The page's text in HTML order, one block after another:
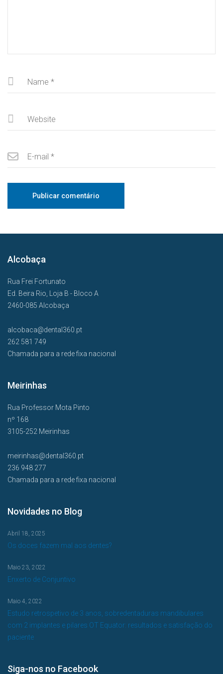
Alcobaça
Rua Frei Fortunato
Ed. Beira Rio, Loja B - Bloco A
2460-085 Alcobaça
alcobaca@dental360.pt
262 581 749
Chamada para a rede fixa nacional
Meirinhas
Rua Professor Mota Pinto
nº 168
3105-252 Meirinhas
meirinhas@dental360.pt
236 948 277
Chamada para a rede fixa nacional
Novidades no Blog
Os doces fazem mal aos dentes?
Abril 18, 2025
Enxerto de Conjuntivo
Maio 23, 2022
Estudo retrospetivo de 3 anos, sobredentaduras mandibulares
com 2 implantes e pilares OT Equator: resultados e satisfação do
paciente
Maio 4, 2022
Siga-nos no Facebook